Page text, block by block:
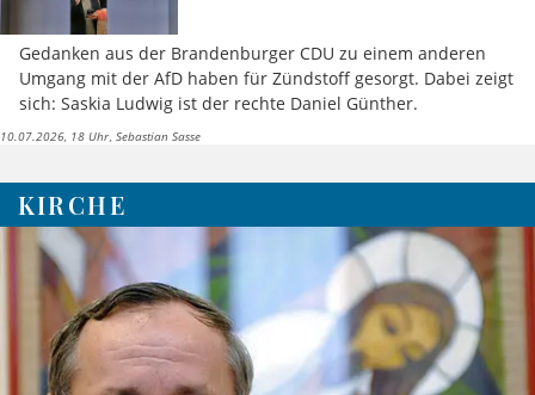
Gedanken aus der Brandenburger CDU zu einem anderen
Umgang mit der AfD haben für Zündstoff gesorgt. Dabei zeigt
sich: Saskia Ludwig ist der rechte Daniel Günther.
10.07.2026, 18 Uhr Sebastian Sasse
KIRCHE